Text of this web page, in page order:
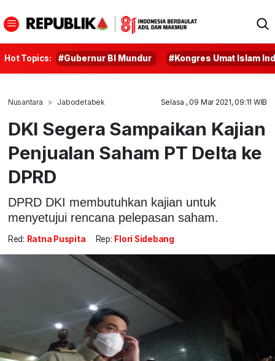
Hot Topics: #Gubernur BI Mundur #Kongres Umat Islam
Nusantara Jabodetabek Selasa , 09 Mar 2021, 09:11 WIB
DKI Segera Sampaikan Kajian
Penjualan Saham PT Delta ke
DPRD
DPRD DKI membutuhkan kajian untuk
menyetujui rencana pelepasan saham.
Red: Ratna Puspita Rep: Flori Sidebang